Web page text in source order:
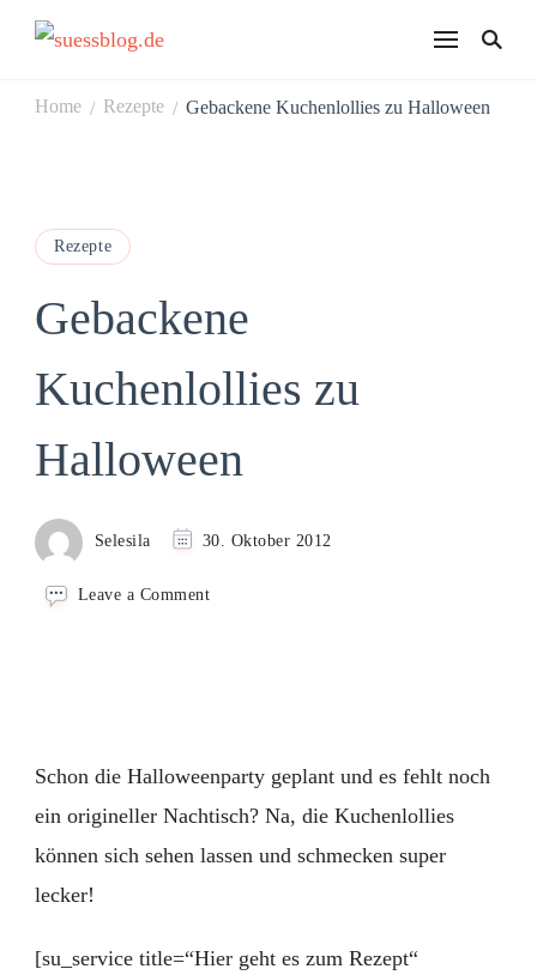
Home / Rezepte / Gebackene Kuchenlollies zu Halloween
Rezepte
Gebackene
Kuchenlollies zu
Halloween
Selesila 30. Oktober 2012
Leave a Commenton
Schon die Halloweenparty geplant und es fehlt noch
ein origineller Nachtisch? Na, die Kuchenlollies
können sich sehen lassen und schmecken super
lecker!
[su_service title=“Hier geht es zum Rezept“